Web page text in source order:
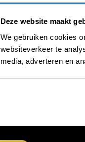
Deze website maakt
We gebruiken cookies
websiteverkeer te
media, adverteren en